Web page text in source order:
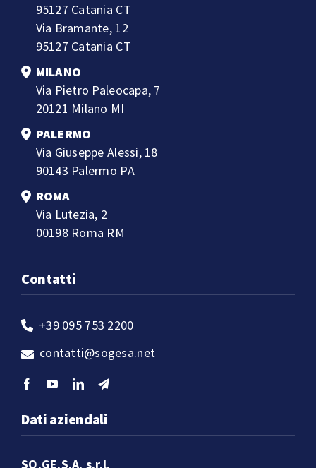
95127 Catania CT
Via Bramante, 12
95127 Catania CT
MILANO
Via Pietro Paleocapa, 7
20121 Milano MI
PALERMO
Via Giuseppe Alessi, 18
90143 Palermo PA
ROMA
Via Lutezia, 2
00198 Roma RM
Contatti
+39 095 753 2200
contatti@sogesa.net
Dati aziendali
SO.GE.S.A. s.r.l.